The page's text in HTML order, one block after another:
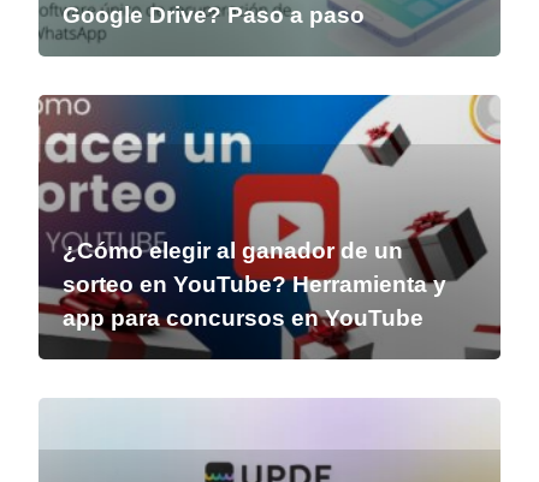
Google Drive? Paso a paso
¿Cómo elegir al ganador de un
sorteo en YouTube? Herramienta y
app para concursos en YouTube